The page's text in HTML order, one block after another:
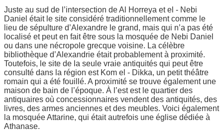
Juste au sud de l’intersection de Al Horreya et el - Nebi
Daniel était le site considéré traditionnellement comme le
lieu de sépulture d’Alexandre le grand, mais qui n’a pas été
localisé et peut en fait être sous la mosquée de Nebi Daniel
ou dans une nécropole grecque voisine. La célèbre
bibliothèque d’Alexandrie était probablement à proximité.
Toutefois, le site de la seule vraie antiquités qui peut être
consulté dans la région est Kom el - Dikka, un petit théâtre
romain qui a été fouillé. A proximité se trouve également une
maison de bain de l’époque. À l’est est le quartier des
antiquaires où concessionnaires vendent des antiquités, des
livres, des armes anciennes et des meubles. Voici également
la mosquée Attarine, qui était autrefois une église dédiée à
Athanase.